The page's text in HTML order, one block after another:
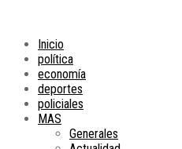
Inicio
política
economía
deportes
policiales
MAS
Generales